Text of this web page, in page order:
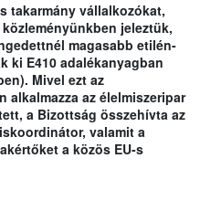
takarmány vállalkozókat,
jeleztük,
magasabb etilén-
ki E410 adalékanyagban
Mivel ezt az
alkalmazza az élelmiszeripar
a Bizottság összehívta az
valamit a
a közös EU-s